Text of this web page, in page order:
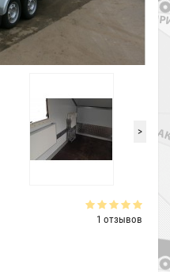
>
1 отзывов